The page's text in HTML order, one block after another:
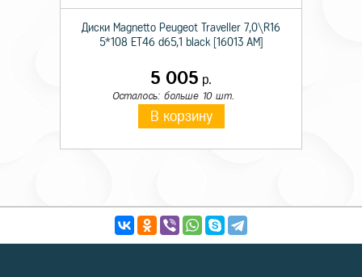
Диски Magnetto Peugeot Traveller 7,0\R16
5*108 ET46 d65,1 black [16013 AM]
5 005 р.
Осталось: больше 10 шт.
В корзину